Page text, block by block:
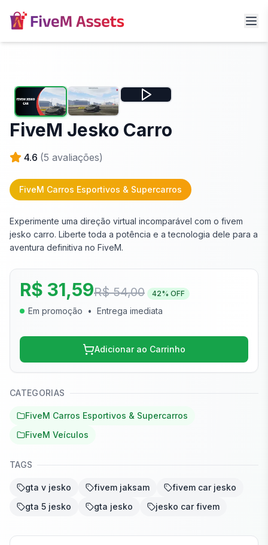
FiveM Jesko Carro
4.6 (5 avaliações)
FiveM Carros Esportivos & Supercarros
Experimente uma direção virtual incomparável com o fivem
jesko carro. Liberte toda a potência e a tecnologia dele para a
aventura definitiva no FiveM.
R$ 31,59R$ 54,00 42% OFF
Em promoção • Entrega imediata
Adicionar ao Carrinho
CATEGORIAS
FiveM Carros Esportivos & Supercarros
FiveM Veículos
TAGS
gta v jesko fivem jaksam
fivem car jesko
gta 5 jesko
gta jesko jesko car fivem